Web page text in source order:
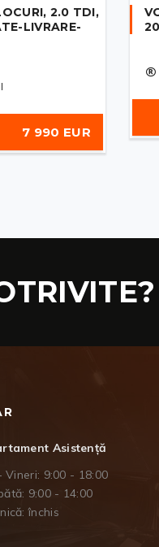
2.0 TDI,
LIVRARE-
7 990 EUR
Asistență
Vineri: 9:00 - 18:00
9:00 - 14:00
închis